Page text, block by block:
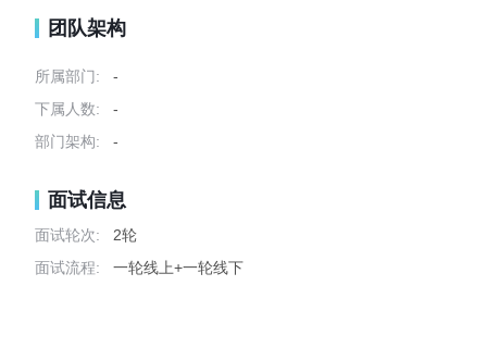
团队架构
所属部门:
-
下属人数:
-
部门架构:
-
面试信息
面试轮次:
2轮
面试流程:
一轮线上+一轮线下